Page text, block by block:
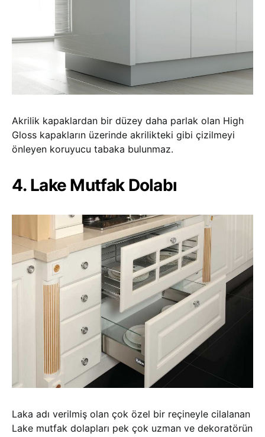
Akrilik kapaklardan bir düzey daha parlak olan High
Gloss kapakların üzerinde akrilikteki gibi çizilmeyi
önleyen koruyucu tabaka bulunmaz.
4. Lake Mutfak Dolabı
Laka adı verilmiş olan çok özel bir reçineyle cilalanan
Lake mutfak dolapları pek çok uzman ve dekoratörün